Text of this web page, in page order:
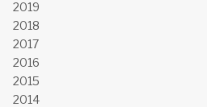
2019
2018
2017
2016
2015
2014